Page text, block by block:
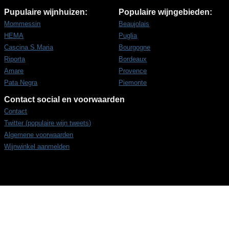
Pupulaire wijnhuizen:
Mommessin
HEMA
Cascina S.Maria
Riporta
Amare
Pata Negra
Populaire wijngebieden:
Beaujolais
Puglia
Bourgogne
Bordeaux
Provence
Piemonte
Contact social en voorwaarden
Contact
Twitter (populaire wijn tweets)
Algemene voorwaarden
Wijnwinkel aanmelden